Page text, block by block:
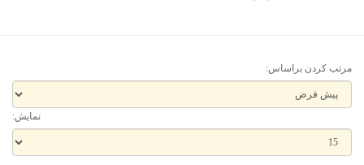
مرتب کردن براساس:
نمایش: